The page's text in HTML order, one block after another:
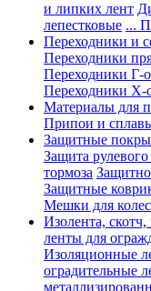
и липких лент
лепестковые ...
Переходники и
Переходники
Переходники Г-
Переходники Х-
Материалы для
Припои и
Защитные
Защита
тормоза
Защитные
Мешки для колес
Изолента,
ленты для
Изоляционные
оградительные